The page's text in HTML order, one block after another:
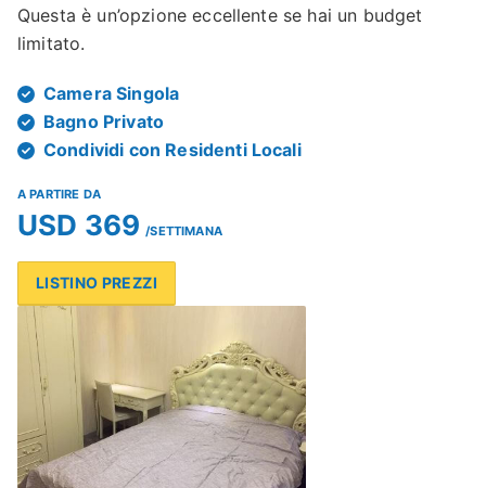
Questa è un’opzione eccellente se hai un budget
limitato.
Camera Singola
Bagno Privato
Condividi con Residenti Locali
A PARTIRE DA
USD 369 /SETTIMANA
LISTINO PREZZI